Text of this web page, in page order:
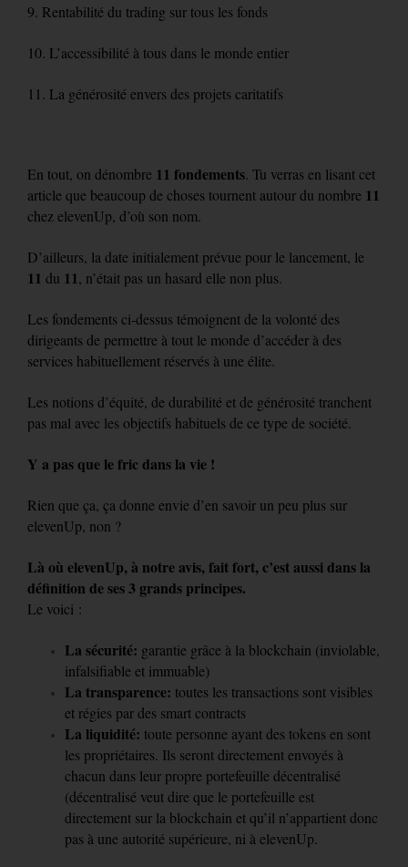
9. Rentabilité du trading sur tous les fonds
10. L’accessibilité à tous dans le monde entier
11. La générosité envers des projets caritatifs
En tout, on dénombre 11 fondements. Tu verras en lisant cet
article que beaucoup de choses tournent autour du nombre 11
chez elevenUp, d’où son nom.
D’ailleurs, la date initialement prévue pour le lancement, le
11 du 11, n’était pas un hasard elle non plus.
Les fondements ci-dessus témoignent de la volonté des
dirigeants de permettre à tout le monde d’accéder à des
services habituellement réservés à une élite.
Les notions d’équité, de durabilité et de générosité tranchent
pas mal avec les objectifs habituels de ce type de société.
Y a pas que le fric dans la vie !
Rien que ça, ça donne envie d’en savoir un peu plus sur
elevenUp, non ?
Là où elevenUp, à notre avis, fait fort, c’est aussi dans la
définition de ses 3 grands principes.
Le voici :
La sécurité: garantie grâce à la blockchain (inviolable,
infalsifiable et immuable)
La transparence: toutes les transactions sont visibles
et régies par des smart contracts
La liquidité: toute personne ayant des tokens en sont
les propriétaires. Ils seront directement envoyés à
chacun dans leur propre portefeuille décentralisé
(décentralisé veut dire que le portefeuille est
directement sur la blockchain et qu’il n’appartient donc
pas à une autorité supérieure, ni à elevenUp.